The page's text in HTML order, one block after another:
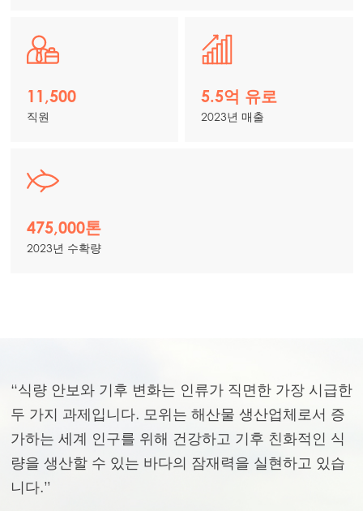
11,500
직원
5.5억 유로
2023년 매출
475,000톤
2023년 수확량
“식량 안보와 기후 변화는 인류가 직면한 가장 시급한
두 가지 과제입니다. 모위는 해산물 생산업체로서 증
가하는 세계 인구를 위해 건강하고 기후 친화적인 식
량을 생산할 수 있는 바다의 잠재력을 실현하고 있습
니다.”